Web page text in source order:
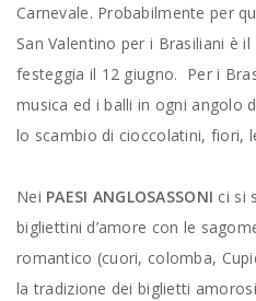
Carnevale. Probabilmente per
San Valentino per i Brasiliani è il
festeggia il 12 giugno. Per i
musica ed i balli in ogni angolo
lo scambio di cioccolatini, fiori,
Nei PAESI ANGLOSASSONI ci si
bigliettini d’amore con le
romantico (cuori, colomba,
la tradizione dei biglietti